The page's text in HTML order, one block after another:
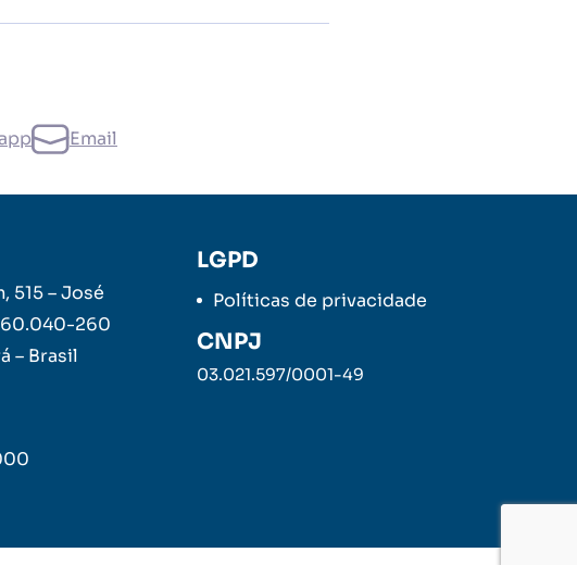
Email
515 – José
260
– Brasil
LGPD
Políticas de privacidade
CNPJ
03.021.597/0001-49